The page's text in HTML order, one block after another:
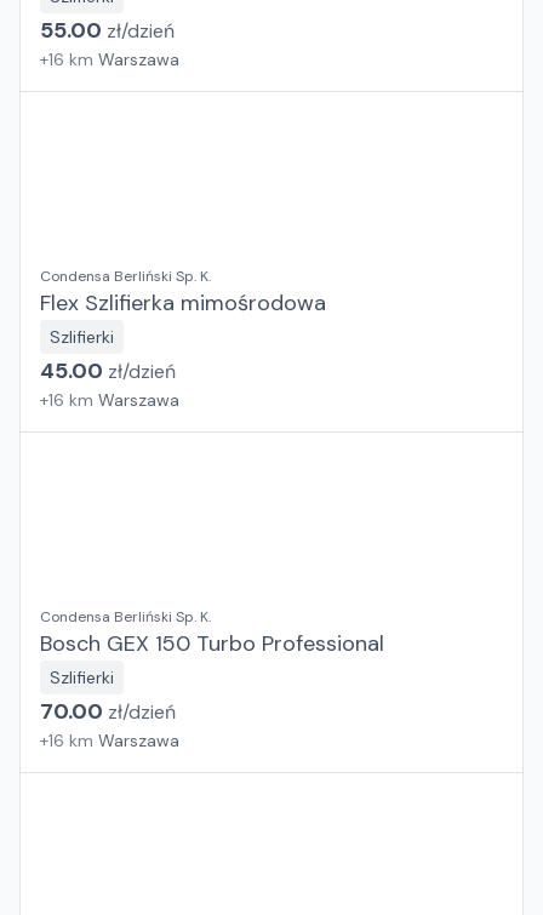
55.00 zł/dzień
+16 km Warszawa
Condensa Berliński Sp. K.
Flex Szlifierka mimośrodowa
Szlifierki
45.00 zł/dzień
+16 km Warszawa
Condensa Berliński Sp. K.
Bosch GEX 150 Turbo Professional
Szlifierki
70.00 zł/dzień
+16 km Warszawa